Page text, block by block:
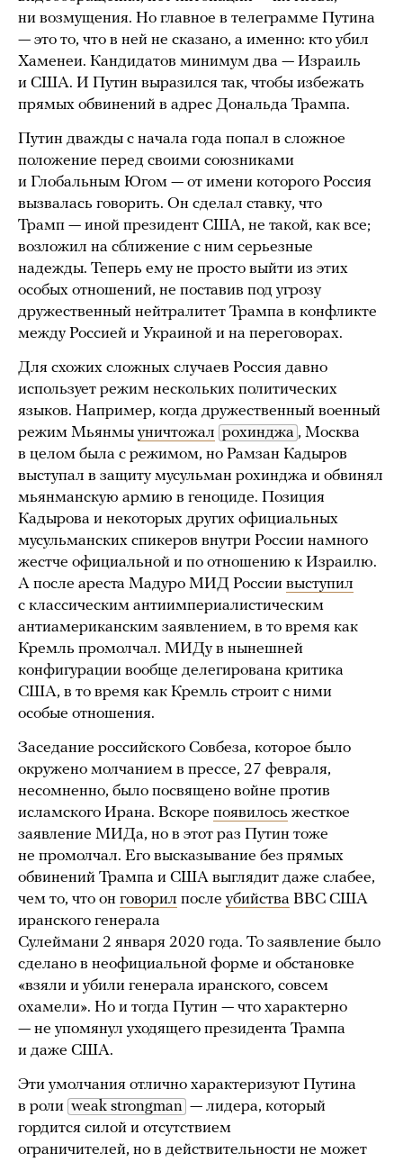
ни возмущения. Но главное в телеграмме Путина
— это то, что в ней не сказано, а именно: кто убил
Хаменеи. Кандидатов минимум два — Израиль
и США. И Путин выразился так, чтобы избежать
прямых обвинений в адрес Дональда Трампа.
Путин дважды с начала года попал в сложное
положение перед своими союзниками
и Глобальным Югом — от имени которого Россия
вызвалась говорить. Он сделал ставку, что
Трамп — иной президент США, не такой, как все;
возложил на сближение с ним серьезные
надежды. Теперь ему не просто выйти из этих
особых отношений, не поставив под угрозу
дружественный нейтралитет Трампа в конфликте
между Россией и Украиной и на переговорах.
Для схожих сложных случаев Россия давно
использует режим нескольких политических
языков. Например, когда дружественный военный
режим Мьянмы уничтожал рохинджа , Москва
в целом была с режимом, но Рамзан Кадыров
выступал в защиту мусульман рохинджа и обвинял
мьянманскую армию в геноциде. Позиция
Кадырова и некоторых других официальных
мусульманских спикеров внутри России намного
жестче официальной и по отношению к Израилю.
А после ареста Мадуро МИД России выступил
с классическим антиимпериалистическим
антиамериканским заявлением, в то время как
Кремль промолчал. МИДу в нынешней
конфигурации вообще делегирована критика
США, в то время как Кремль строит с ними
особые отношения.
Заседание российского Совбеза, которое было
окружено молчанием в прессе, 27 февраля,
несомненно, было посвящено войне против
исламского Ирана. Вскоре появилось жесткое
заявление МИДа, но в этот раз Путин тоже
не промолчал. Его высказывание без прямых
обвинений Трампа и США выглядит даже слабее,
чем то, что он говорил после убийства ВВС США
иранского генерала
Сулеймани 2 января 2020 года. То заявление было
сделано в неофициальной форме и обстановке
«взяли и убили генерала иранского, совсем
охамели». Но и тогда Путин — что характерно
— не упомянул уходящего президента Трампа
и даже США.
Эти умолчания отлично характеризуют Путина
в роли weak strongman — лидера, который
гордится силой и отсутствием
ограничителей, но в действительности не может